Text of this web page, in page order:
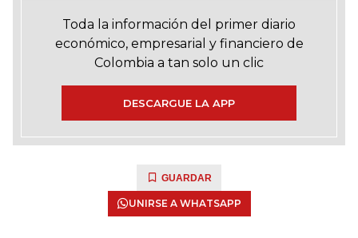
Toda la información del primer diario
económico, empresarial y financiero de
Colombia a tan solo un clic
DESCARGUE LA APP
GUARDAR
UNIRSE A WHATSAPP